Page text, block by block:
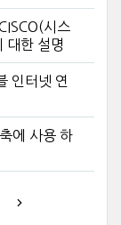
시스
대한 설명
인터넷 연
에 사용 하